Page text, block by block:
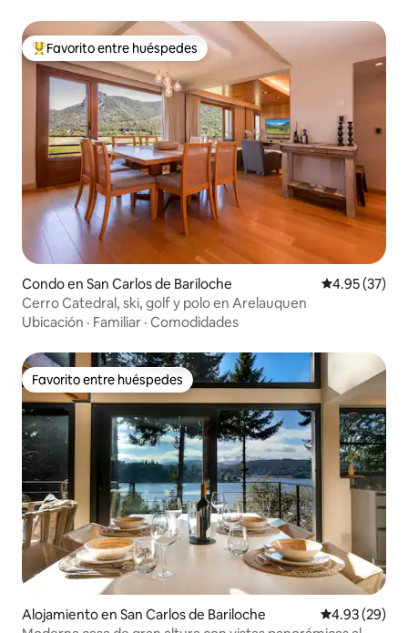
Favorito entre huéspedes preferido
Favorito entre huéspedes
Condo en San Carlos de Bariloche Calificación
4.95 (37)
Cerro Catedral, ski, golf y polo en Arelauquen
Ubicación · Familiar · Comodidades
Favorito entre huéspedes
Favorito entre huéspedes
Alojamiento en San Carlos de Bariloche Calificación
4.93 (29)